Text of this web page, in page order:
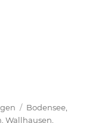
Schlagwörter
Bodensee
,Wallhausen